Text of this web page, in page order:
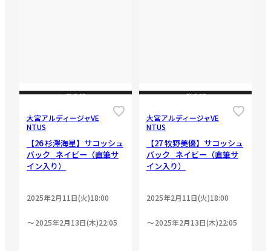
CLOSE
大宮アルディージャVE
NTUS
【26 杉澤海星】サコッシュ
バック_ネイビー（直筆サ
イン入り）
2025年2月11日(火)18:00
2025年2月13日(木)22:05
CLOSE
大宮アルディージャVE
NTUS
【27 牧野美優】サコッシュ
バック_ネイビー（直筆サ
イン入り）
2025年2月11日(火)18:00
2025年2月13日(木)22:05